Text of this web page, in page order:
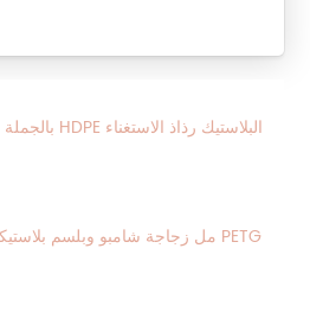
300 مل زجاجة شامبو وبلسم بلاستيكية فارغة من PETG